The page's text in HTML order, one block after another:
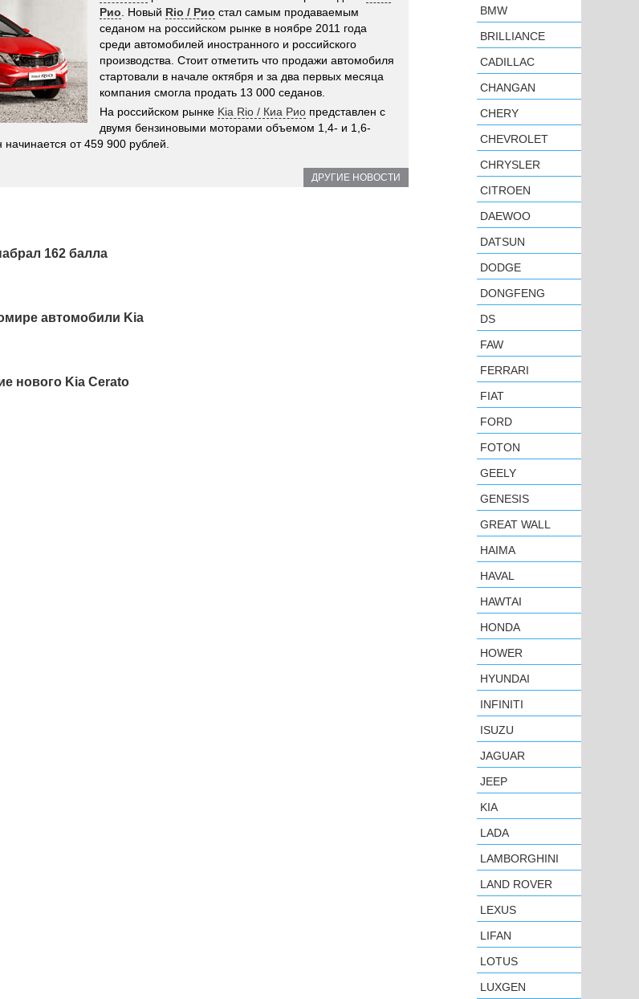
Рио . Новый Rio / Рио стал самым продаваемым
седаном на российском рынке в ноябре 2011 года
среди автомобилей иностранного и российского
производства. Стоит отметить что продажи автомобиля
стартовали в начале октября и за два первых месяца
компания смогла продать 13 000 седанов.
На российском рынке Kia Rio / Киа Рио представлен с
двумя бензиновыми моторами объемом 1,4- и 1,6-
от 459 900 рублей.
ДРУГИЕ НОВОСТИ
162 балла
автомобили Kia
нового Kia Cerato
BMW
BRILLIANCE
CADILLAC
CHANGAN
CHERY
CHEVROLET
CHRYSLER
CITROEN
DAEWOO
DATSUN
DODGE
DONGFENG
DS
FAW
FERRARI
FIAT
FORD
FOTON
GEELY
GENESIS
GREAT WALL
HAIMA
HAVAL
HAWTAI
HONDA
HOWER
HYUNDAI
INFINITI
ISUZU
JAGUAR
JEEP
KIA
LADA
LAMBORGHINI
LAND ROVER
LEXUS
LIFAN
LOTUS
LUXGEN